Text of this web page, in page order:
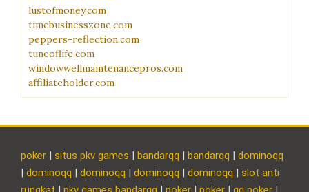
lustofmoney.com
timebusinesszone.com
peppers-reflection.com
tuneoflife.com
windowwellmaintenancepros.com
affiliateholder.com
poker | situs pkv games | bandarqq | bandarqq | dominoqq
| dominoqq | dominoqq | dominoqq | dominoqq | slot anti